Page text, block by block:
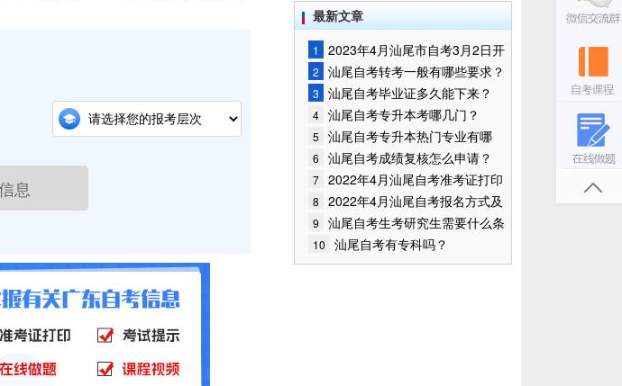
息
最新文章
1
2023年4月汕尾市自考3月2日开
始报考！
2 汕尾自考转考一般有哪些要求？
3 汕尾自考毕业证多久能下来？
4 汕尾自考专升本考哪几门？
5
汕尾自考专升本热门专业有哪
些？
6 汕尾自考成绩复核怎么申请？
7 2022年4月汕尾自考准考证打印
入口已开通
8
2022年4月汕尾自考报名方式及
入口
9
汕尾自考生考研究生需要什么条
件?
10 汕尾自考有专科吗？